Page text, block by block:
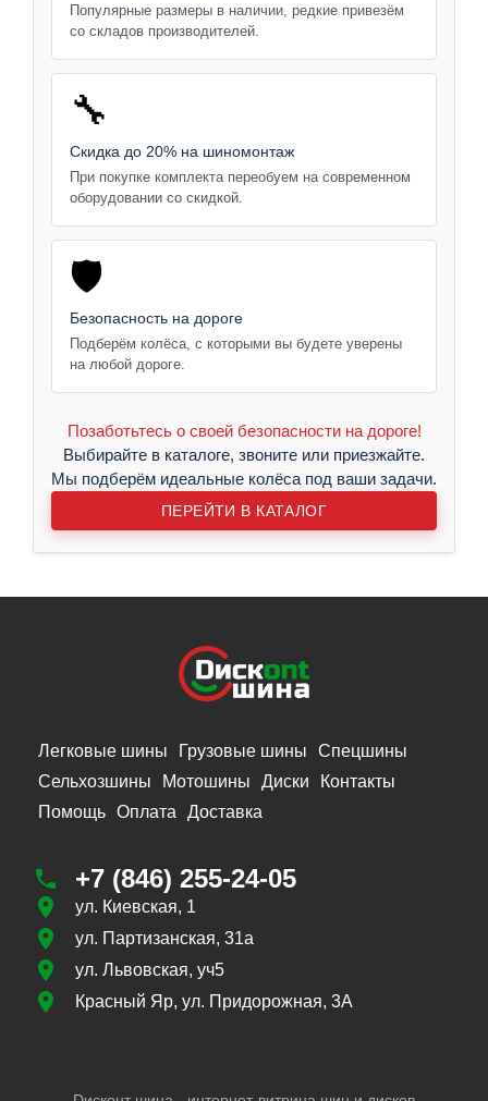
Популярные размеры в наличии, редкие привезём
со складов производителей.
🔧
Скидка до 20% на шиномонтаж
При покупке комплекта переобуем на современном
оборудовании со скидкой.
🛡️
Безопасность на дороге
Подберём колёса, с которыми вы будете уверены
на любой дороге.
Позаботьтесь о своей безопасности на дороге!
Выбирайте в каталоге, звоните или приезжайте.
Мы подберём идеальные колёса под ваши задачи.
ПЕРЕЙТИ В КАТАЛОГ
Легковые шины Грузовые шины
Спецшины
Сельхозшины
Мотошины Диски
Контакты
Помощь Оплата Доставка
+7 (846) 255-24-05
ул. Киевская, 1
ул. Партизанская, 31а
ул. Львовская, уч5
Красный Яр, ул. Придорожная, 3А